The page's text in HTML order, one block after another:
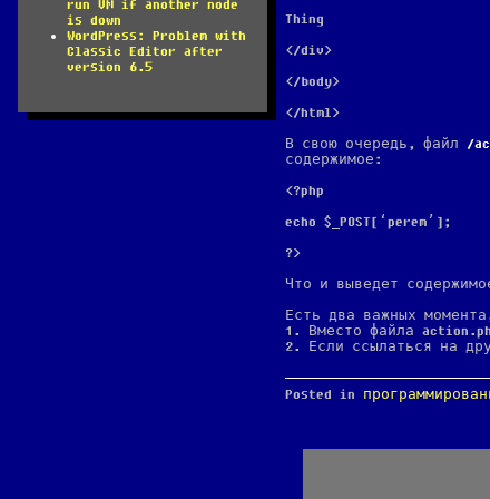
run VM if another node
is down
WordPress: Problem with
Classic Editor after
version 6.5
Thing
</div>
</body>
</html>
В свою очередь, файл
содержимое:
<?php
echo $_POST[‘perem’];
?>
Что и выведет
Есть два важных
1. Вместо файла
2. Если ссылаться на
Posted in